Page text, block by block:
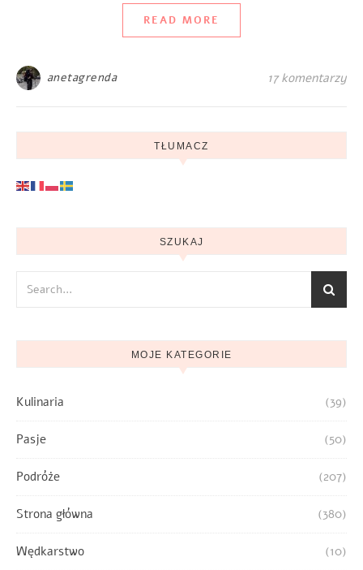
READ MORE
anetagrenda 17 komentarzy
TŁUMACZ
SZUKAJ
MOJE KATEGORIE
Kulinaria (39)
Pasje (50)
Podróże (207)
Strona główna (380)
Wędkarstwo (10)